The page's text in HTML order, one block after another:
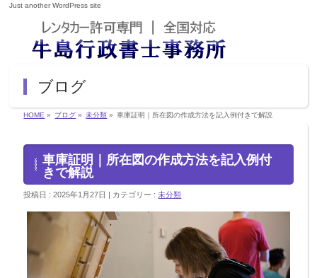
Just another WordPress site
ブログ
HOME » ブログ » 未分類 » 車庫証明｜所在図の作成方法を記入例付きで解説
車庫証明｜所在図の作成方法を記入例付
きで解説
投稿日 : 2025年1月27日 カテゴリー :未分類